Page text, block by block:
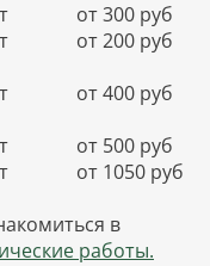
от 300 руб
от 200 руб
от 400 руб
от 500 руб
от 1050 руб
в
работы.